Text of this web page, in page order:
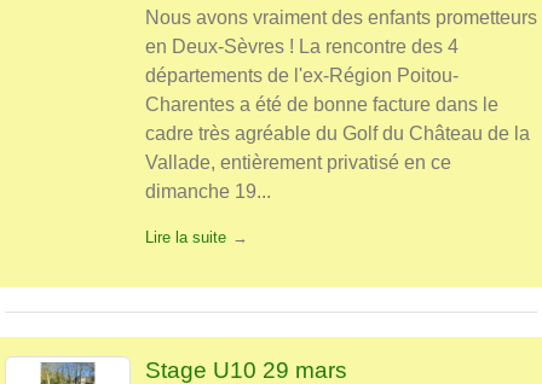
Nous avons vraiment des enfants prometteurs
en Deux-Sèvres ! La rencontre des 4
départements de l'ex-Région Poitou-
Charentes a été de bonne facture dans le
cadre très agréable du Golf du Château de la
Vallade, entièrement privatisé en ce
dimanche 19...
Lire la suite
Stage U10 29 mars